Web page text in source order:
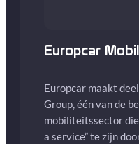
Europcar
Europcar maakt
Group, één van de
mobiliteitssector
a service” te zijn